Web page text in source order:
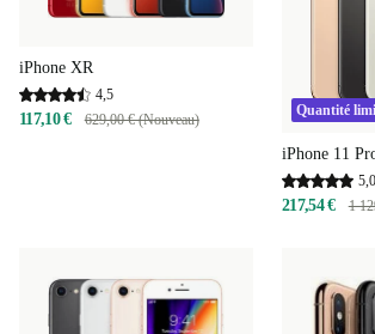
iPhone XR
4,5
117,10 € 629,00 € (Nouveau)
Quantité
iPhone 11
5,0
217,54 € 1